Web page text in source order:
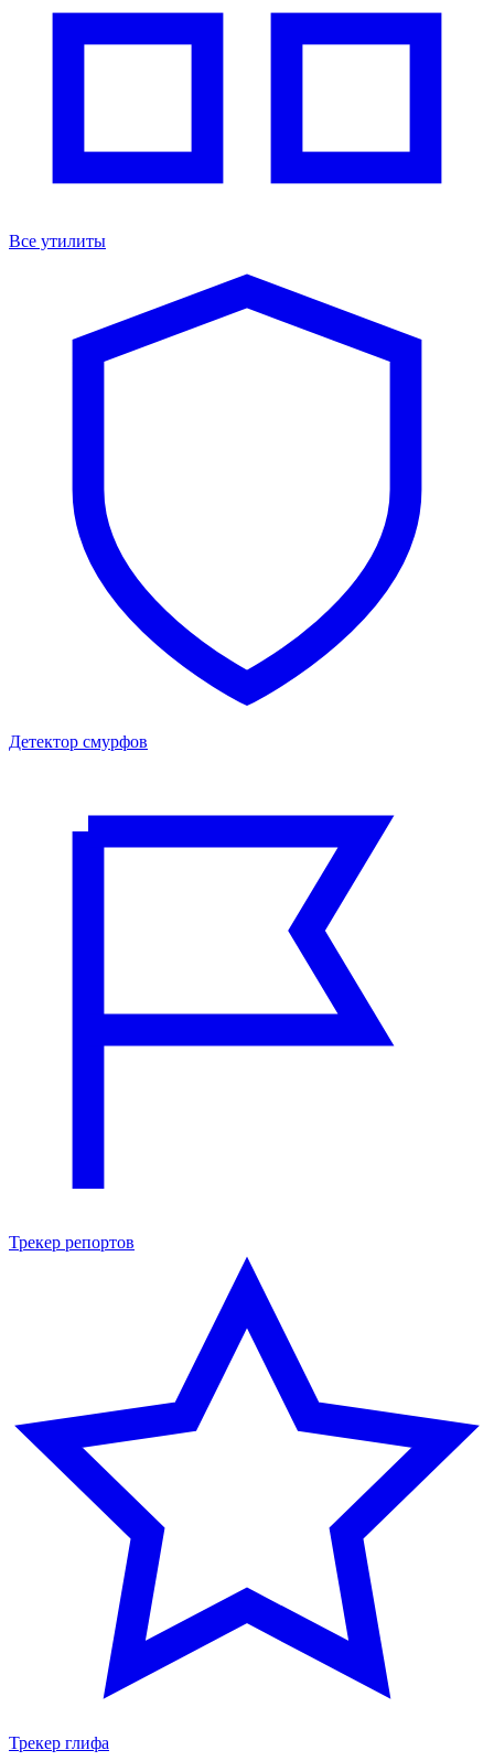
Все утилиты
Детектор смурфов
Трекер репортов
Трекер глифа